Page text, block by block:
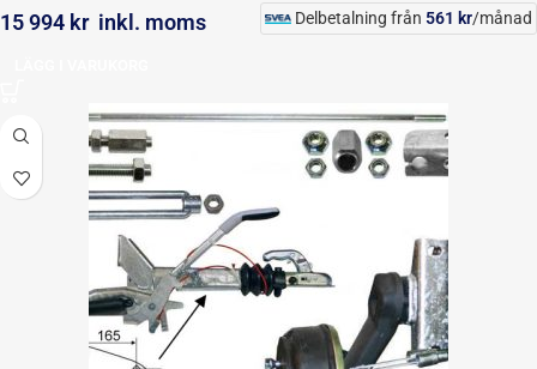
15 994 kr inkl. moms Delbetalning från 561 kr/månad